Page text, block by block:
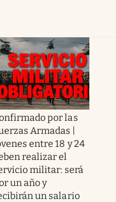
por las
Armadas |
entre 18 y 24
realizar el
militar: será
un año y
un salario